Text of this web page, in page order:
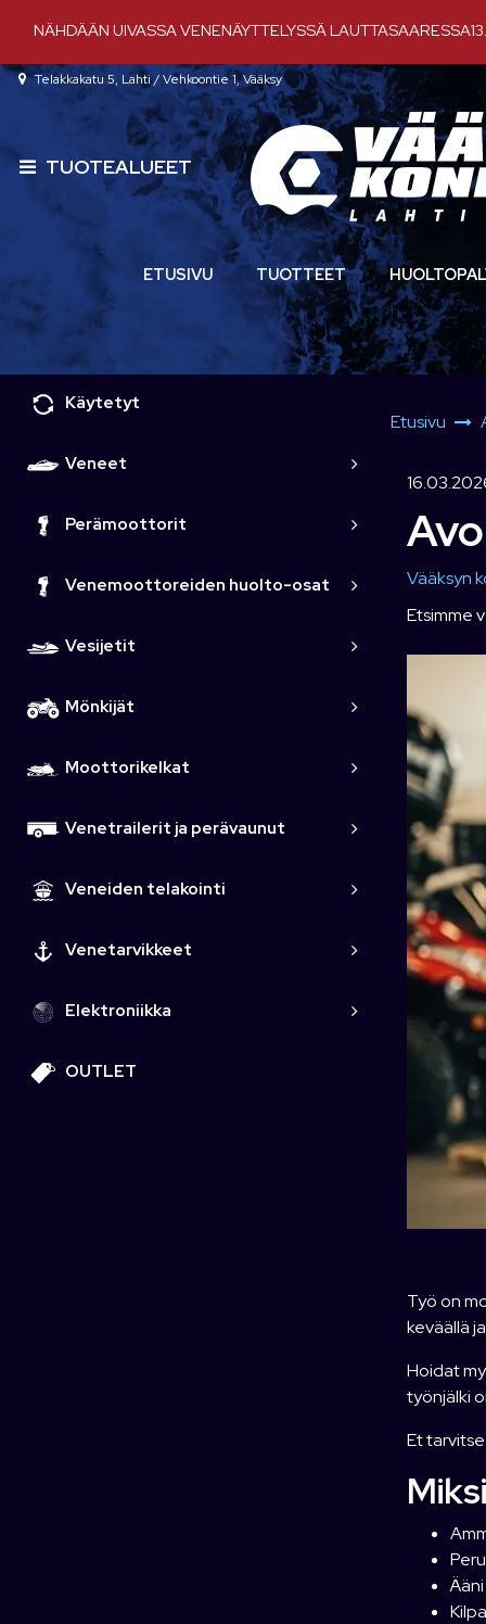
NÄHDÄÄN UIVASSA VENENÄYTTELYSSÄ
Telakkakatu 5, Lahti / Vehkoontie 1, Vääksy
TUOTEALUEET
ETUSIVU TUOTTEET
Käytetyt
Veneet
Perämoottorit
Venemoottoreiden huolto-osat
Vesijetit
Mönkijät
Moottorikelkat
Venetrailerit ja perävaunut
Veneiden telakointi
Venetarvikkeet
Elektroniikka
OUTLET
Etusivu
Vääksyn
Etsimme
Työ on
keväällä
Hoidat
työnjälki
Et